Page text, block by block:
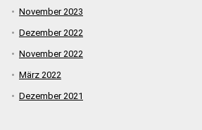
November 2023
Dezember 2022
November 2022
März 2022
Dezember 2021